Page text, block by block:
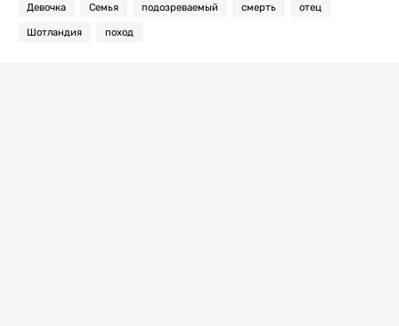
Девочка Семья подозреваемый смерть отец
Шотландия поход